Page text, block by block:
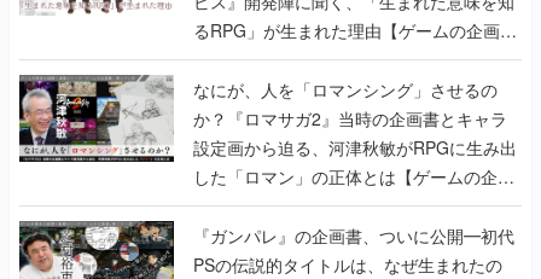
るRPG」が生まれた理由【ゲームの企画
書】
なにが、人を「ロマンシング」させるの
か？『ロマサガ2』当時の企画書とキャラ
設定画から迫る、河津秋敏がRPGに生み出
した「ロマン」の正体とは【ゲームの企画
書】
『ガンパレ』の企画書、ついに公開━初代
PSの伝説的タイトルは、なぜ生まれたの